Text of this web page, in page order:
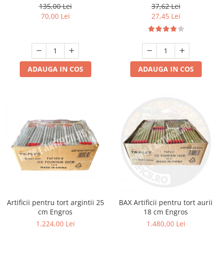
135,00 Lei
70,00 Lei
ADAUGA IN COS
37,62 Lei
27,45 Lei
ADAUGA IN COS
Artificii pentru tort argintii 25
cm Engros
1.224,00 Lei
BAX Artificii pentru tort aurii
18 cm Engros
1.480,00 Lei